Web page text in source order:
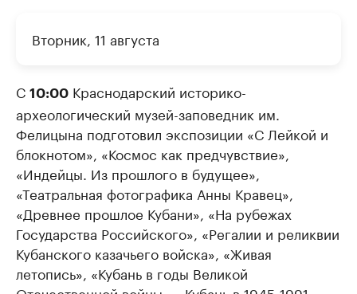
Вторник, 11 августа
С 10:00 Краснодарский историко-
археологический музей-заповедник им.
Фелицына подготовил экспозиции «С Лейкой и
блокнотом», «Космос как предчувствие»,
«Индейцы. Из прошлого в будущее»,
«Театральная фотографика Анны Кравец»,
«Древнее прошлое Кубани», «На рубежах
Государства Российского», «Регалии и реликвии
Кубанского казачьего войска», «Живая
летопись», «Кубань в годы Великой